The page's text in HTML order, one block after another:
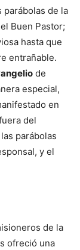
parábolas de la
Buen Pastor;
hasta que
entrañable.
de
especial,
en
del
parábolas
y el
de la
ofreció una